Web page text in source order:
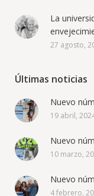
La
27 agosto,
Últimas noticias
Nuevo
19 abril,
Nuevo
10 marzo,
Nuevo
4 febrero,